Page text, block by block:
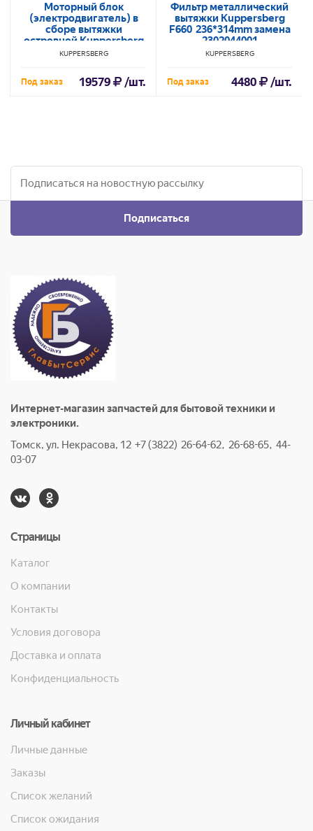
Моторный блок
(электродвигатель) в
сборе вытяжки
островной Kuppersberg
VORTEX GW в/з
KUPPERSBERG
Под заказ 19579 /шт.
Фильтр металлический
вытяжки Kuppersberg
F660 236*314mm замена
2302044001
KUPPERSBERG
Под заказ 4480 /шт.
Подписаться
Интернет-магазин запчастей для бытовой техники и
электроники.
Томск, ул. Некрасова, 12 +7 (3822) 26-64-62, 26-68-65, 44-
03-07
Страницы
Каталог
О компании
Контакты
Условия договора
Доставка и оплата
Конфиденциальность
Личный кабинет
Личные данные
Заказы
Список желаний
Список ожидания